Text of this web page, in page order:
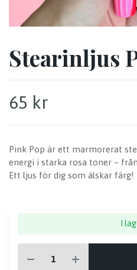
Stearinljus
65 kr
Pink Pop är ett marmorerat
energi i starka rosa toner –
Ett ljus för dig som älskar färg!
I